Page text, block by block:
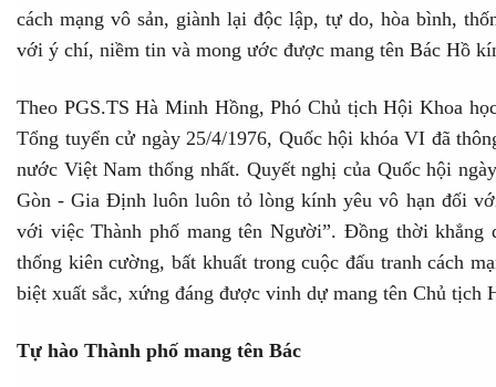
cách mạng vô sản, giành lại độc lập, tự do, hòa bình,
với ý chí, niềm tin và mong ước được mang tên Bác Hồ
Theo PGS.TS Hà Minh Hồng, Phó Chủ tịch Hội Khoa
Tổng tuyển cử ngày 25/4/1976, Quốc hội khóa VI đã
nước Việt Nam thống nhất. Quyết nghị của Quốc hội
Gòn - Gia Định luôn luôn tỏ lòng kính yêu vô hạn đối
với việc Thành phố mang tên Người”. Đồng thời khẳng
thống kiên cường, bất khuất trong cuộc đấu tranh cách
biệt xuất sắc, xứng đáng được vinh dự mang tên Chủ tịch
Tự hào Thành phố mang tên Bác